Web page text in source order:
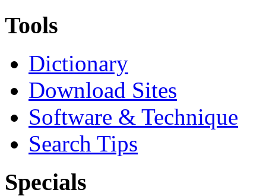
Tools
Dictionary
Download Sites
Software & Technique
Search Tips
Specials